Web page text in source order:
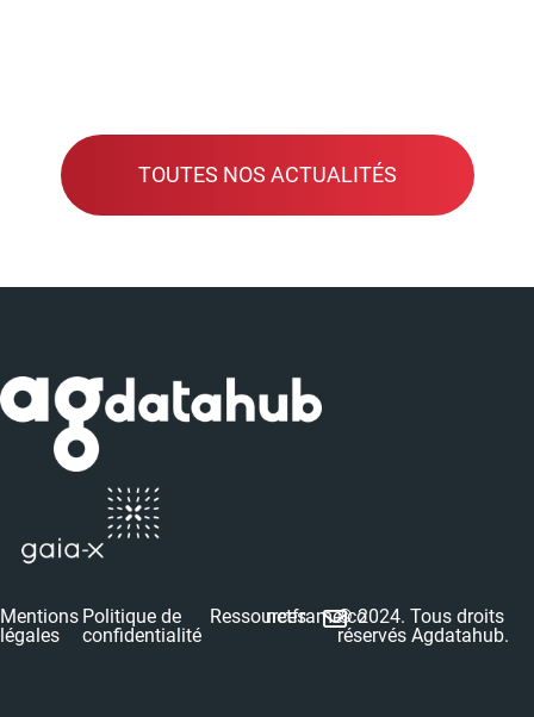
TOUTES NOS ACTUALITÉS
Mentions
légales
Politique de
confidentialité
Ressourcesnetframe.co© 2024. Tous droits
réservés Agdatahub.